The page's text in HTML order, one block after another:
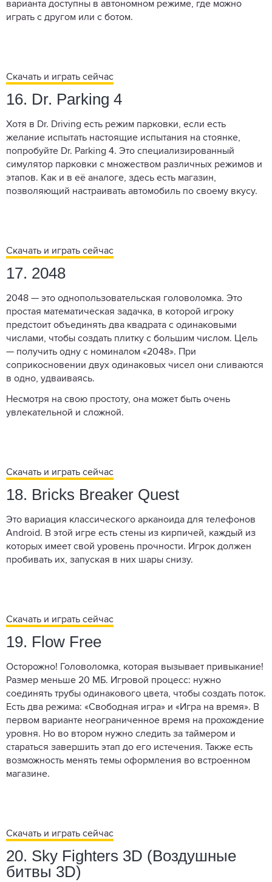
варианта доступны в автономном режиме, где можно
играть с другом или с ботом.
Скачать и играть сейчас
16. Dr. Parking 4
Хотя в Dr. Driving есть режим парковки, если есть
желание испытать настоящие испытания на стоянке,
попробуйте Dr. Parking 4. Это специализированный
симулятор парковки с множеством различных режимов и
этапов. Как и в её аналоге, здесь есть магазин,
позволяющий настраивать автомобиль по своему вкусу.
Скачать и играть сейчас
17. 2048
2048 — это однопользовательская головоломка. Это
простая математическая задачка, в которой игроку
предстоит объединять два квадрата с одинаковыми
числами, чтобы создать плитку с большим числом. Цель
— получить одну с номиналом «2048». При
соприкосновении двух одинаковых чисел они сливаются
в одно, удваиваясь.
Несмотря на свою простоту, она может быть очень
увлекательной и сложной.
Скачать и играть сейчас
18. Bricks Breaker Quest
Это вариация классического арканоида для телефонов
Android. В этой игре есть стены из кирпичей, каждый из
которых имеет свой уровень прочности. Игрок должен
пробивать их, запуская в них шары снизу.
Скачать и играть сейчас
19. Flow Free
Осторожно! Головоломка, которая вызывает привыкание!
Размер меньше 20 МБ. Игровой процесс: нужно
соединять трубы одинакового цвета, чтобы создать поток.
Есть два режима: «Свободная игра» и «Игра на время». В
первом варианте неограниченное время на прохождение
уровня. Но во втором нужно следить за таймером и
стараться завершить этап до его истечения. Также есть
возможность менять темы оформления во встроенном
магазине.
Скачать и играть сейчас
20. Sky Fighters 3D (Воздушные
битвы 3D)